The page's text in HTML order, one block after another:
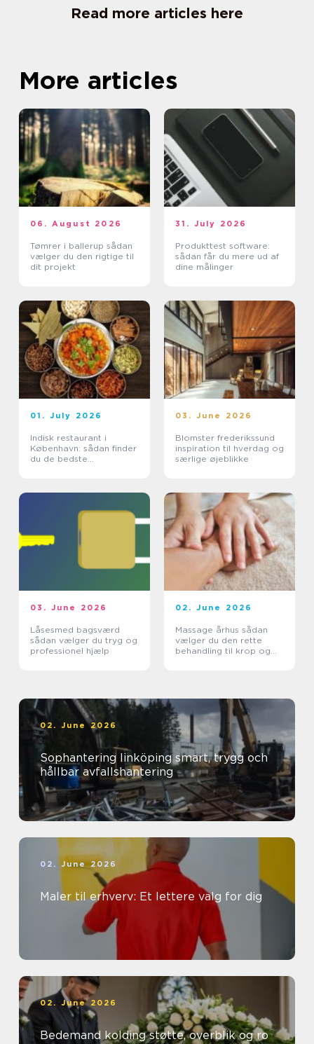
Read more articles here
More articles
06. August 2026
Tømrer i ballerup sådan
vælger du den rigtige til
dit projekt
31. July 2026
Produkttest software:
sådan får du mere ud af
dine målinger
01. July 2026
Indisk restaurant i
København: sådan finder
du de bedste
03. June 2026
Blomster frederikssund
inspiration til hverdag og
særlige øjeblikke
03. June 2026
Låsesmed bagsværd
sådan vælger du tryg og
professionel hjælp
02. June 2026
Massage århus sådan
vælger du den rette
behandling til krop og
02. June 2026
Sophantering linköping smart, trygg och
hållbar avfallshantering
02. June 2026
Maler til erhverv: Et lettere valg for dig
02. June 2026
Bedemand kolding støtte, overblik og ro